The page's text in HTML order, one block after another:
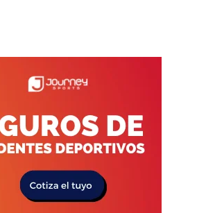
en
Seguro para hockey sobre pasto:
con tranquilidad
1
Journey
Sports